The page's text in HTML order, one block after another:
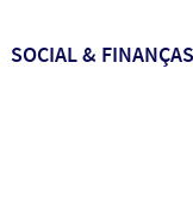
SOCIAL & FINANÇAS